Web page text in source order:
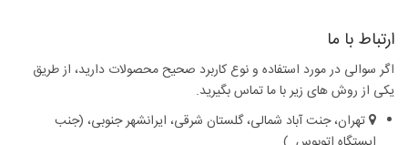
ارتباط با ما
اگر سوالی در مورد استفاده و نوع کاربرد صحیح محصولات دارید، از طریق
یکی از روش های زیر با ما تماس بگیرید.
تهران، جنت آباد شمالی، گلستان شرقی، ایرانشهر جنوبی، (جنب